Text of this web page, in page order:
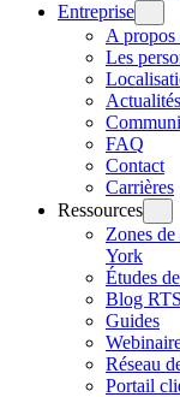
Entreprise
A propos
Les
Actualités
FAQ
Contact
Carrières
Ressources
Zones
York
Études
Blog RTS
Guides
Réseau
Portail